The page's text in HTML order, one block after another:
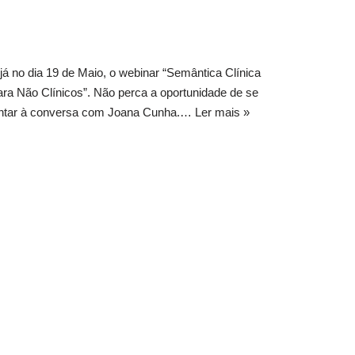
no dia 19 de Maio, o webinar “Semântica Clínica
Não Clínicos”. Não perca a oportunidade de se
à conversa com Joana Cunha.… Ler mais »